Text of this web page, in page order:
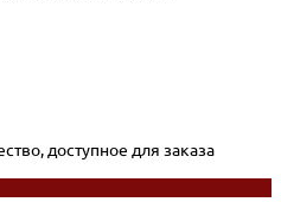
доступное для заказа